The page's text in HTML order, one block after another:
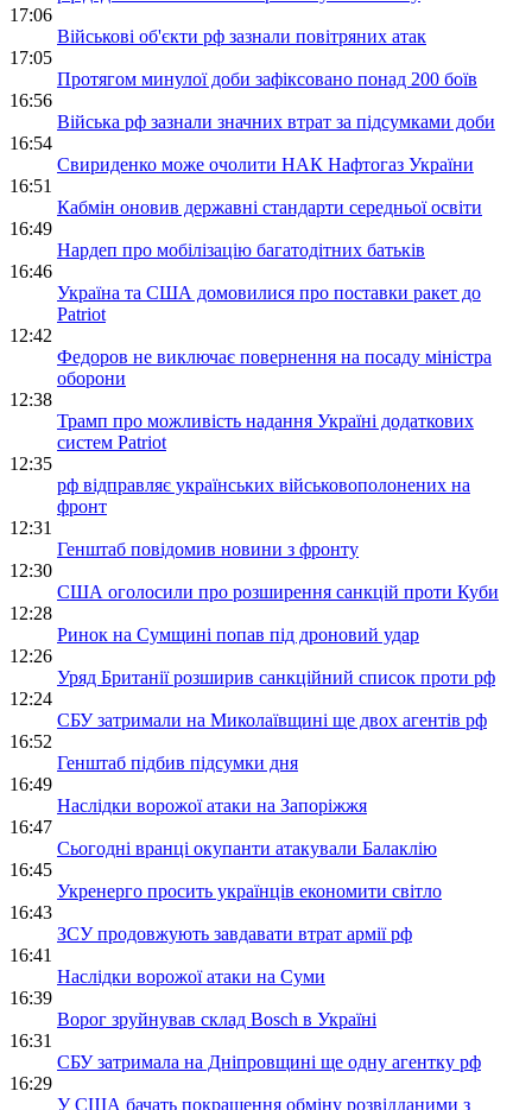
17:06
Військові об'єкти рф зазнали повітряних атак
17:05
Протягом минулої доби зафіксовано понад 200 боїв
16:56
Війська рф зазнали значних втрат за підсумками доби
16:54
Свириденко може очолити НАК Нафтогаз України
16:51
Кабмін оновив державні стандарти середньої освіти
16:49
Нардеп про мобілізацію багатодітних батьків
16:46
Україна та США домовилися про поставки ракет до
Patriot
12:42
Федоров не виключає повернення на посаду міністра
оборони
12:38
Трамп про можливість надання Україні додаткових
систем Patriot
12:35
рф відправляє українських військовополонених на
фронт
12:31
Генштаб повідомив новини з фронту
12:30
США оголосили про розширення санкцій проти Куби
12:28
Ринок на Сумщині попав під дроновий удар
12:26
Уряд Британії розширив санкційний список проти рф
12:24
СБУ затримали на Миколаївщині ще двох агентів рф
16:52
Генштаб підбив підсумки дня
16:49
Наслідки ворожої атаки на Запоріжжя
16:47
Сьогодні вранці окупанти атакували Балаклію
16:45
Укренерго просить українців економити світло
16:43
ЗСУ продовжують завдавати втрат армії рф
16:41
Наслідки ворожої атаки на Суми
16:39
Ворог зруйнував склад Bosch в Україні
16:31
СБУ затримала на Дніпровщині ще одну агентку рф
16:29
У США бачать покращення обміну розвідданими з